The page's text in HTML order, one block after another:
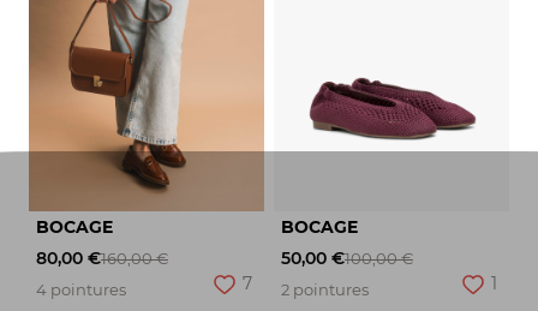
BOCAGE
80,00 €160,00 €
4 pointures
7
BOCAGE
50,00 €100,00 €
2 pointures
1